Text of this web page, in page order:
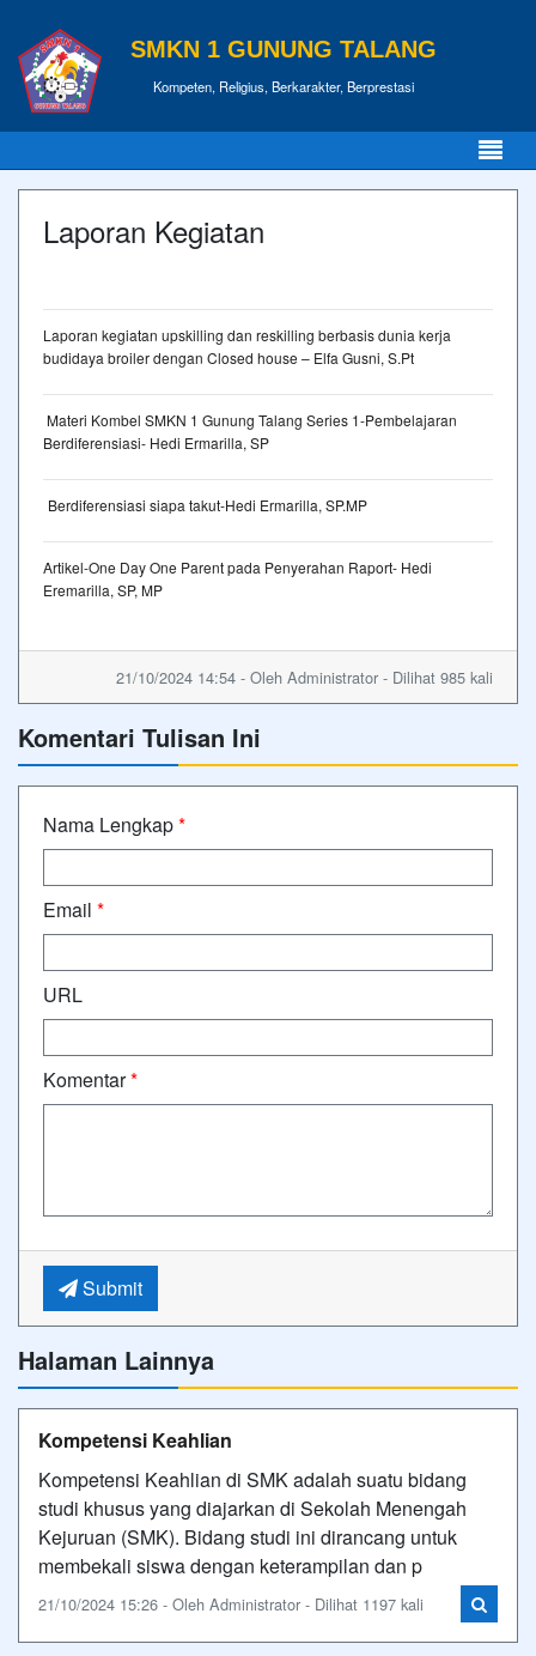
SMKN 1 GUNUNG TALANG
Kompeten, Religius, Berkarakter, Berprestasi
Laporan Kegiatan
Laporan kegiatan upskilling dan reskilling berbasis dunia kerja
budidaya broiler dengan Closed house – Elfa Gusni, S.Pt
Materi Kombel SMKN 1 Gunung Talang Series 1-Pembelajaran
Berdiferensiasi- Hedi Ermarilla, SP
Berdiferensiasi siapa takut-Hedi Ermarilla, SP.MP
Artikel-One Day One Parent pada Penyerahan Raport- Hedi
Eremarilla, SP, MP
21/10/2024 14:54 - Oleh Administrator - Dilihat 985 kali
Komentari Tulisan Ini
Nama Lengkap*
Email *
URL
Komentar*
Submit
Halaman Lainnya
Kompetensi Keahlian
Kompetensi Keahlian di SMK adalah suatu bidang
studi khusus yang diajarkan di Sekolah Menengah
Kejuruan (SMK). Bidang studi ini dirancang untuk
membekali siswa dengan keterampilan dan p
21/10/2024 15:26 - Oleh Administrator - Dilihat 1197 kali